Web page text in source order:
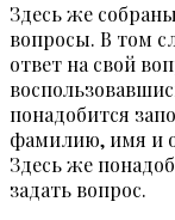
Здесь же
вопросы. В том
ответ на свой
понадобится
фамилию, имя и
Здесь же
задать вопрос.